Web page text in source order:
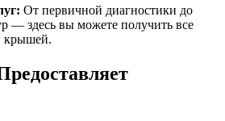
От первичной диагностики до
— здесь вы можете получить все
крышей.